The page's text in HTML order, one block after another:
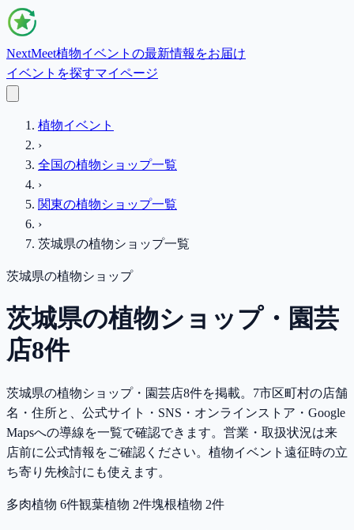
NextMeet植物イベントの最新情報をお届け
イベントを探すマイページ
植物イベント
›
全国の植物ショップ一覧
›
関東の植物ショップ一覧
›
茨城県の植物ショップ一覧
茨城県の植物ショップ
茨城県の植物ショップ・園芸
店8件
茨城県の植物ショップ・園芸店8件を掲載。7市区町村の店舗
名・住所と、公式サイト・SNS・オンラインストア・Google
Mapsへの導線を一覧で確認できます。営業・取扱状況は来
店前に公式情報をご確認ください。 植物イベント遠征時の立
ち寄り先検討にも使えます。
多肉植物 6件観葉植物 2件塊根植物 2件